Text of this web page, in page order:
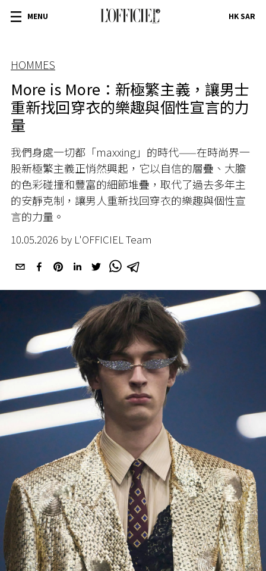
MENU HK SAR
HOMMES
More is More：新極繁主義，讓男士
重新找回穿衣的樂趣與個性宣言的力
量
我們身處一切都「maxxing」的時代——在時尚界一
股新極繁主義正悄然興起，它以自信的層疊、大膽
的色彩碰撞和豐富的細節堆疊，取代了過去多年主
的安靜克制，讓男人重新找回穿衣的樂趣與個性宣
言的力量。
10.05.2026 by L'OFFICIEL Team